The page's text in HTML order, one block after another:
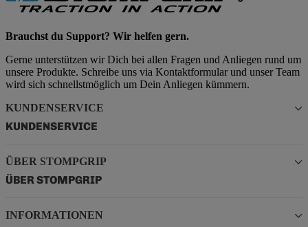
Brauchst du Support? Wir helfen gern.
Gerne unterstützen wir Dich bei allen Fragen und Anliegen rund um
unsere Produkte. Schreibe uns via Kontaktformular und unser Team
wird sich schnellstmöglich um Dein Anliegen kümmern.
KUNDENSERVICE
KUNDENSERVICE
ÜBER STOMPGRIP
ÜBER STOMPGRIP
INFORMATIONEN